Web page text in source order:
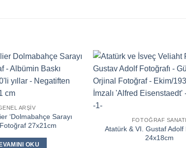
ARŞIV
‘Dolmabahçe Sarayı
Fotoğraf 27x21cm
OKU
FOTOĞRAF SANATI
Atatürk & VI. Gustaf Adolf
24x18cm